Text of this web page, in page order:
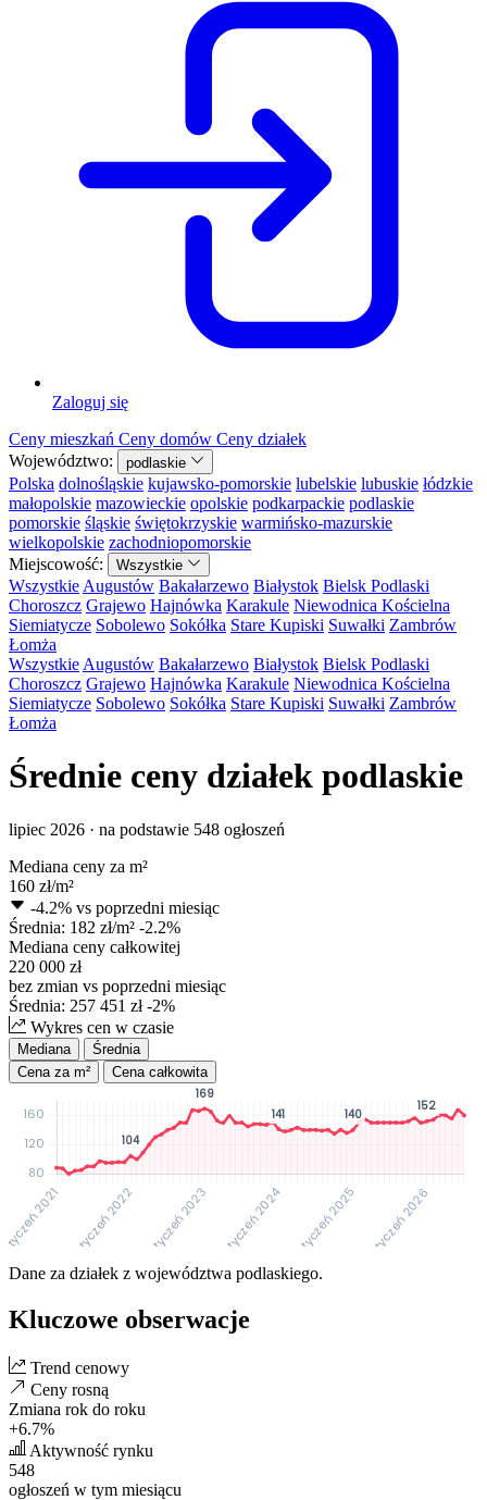
Zaloguj się
Ceny mieszkań Ceny domów Ceny działek
Województwo:
podlaskie
Polska dolnośląskie kujawsko-pomorskie lubelskie lubuskie łódzkie
małopolskie mazowieckie opolskie podkarpackie podlaskie
pomorskie śląskie świętokrzyskie warmińsko-mazurskie
wielkopolskie zachodniopomorskie
Miejscowość:
Wszystkie
Wszystkie Augustów Bakałarzewo Białystok Bielsk Podlaski
Choroszcz Grajewo Hajnówka Karakule Niewodnica Kościelna
Siemiatycze Sobolewo Sokółka Stare Kupiski Suwałki Zambrów
Łomża
Wszystkie Augustów Bakałarzewo Białystok Bielsk Podlaski
Choroszcz Grajewo Hajnówka Karakule Niewodnica Kościelna
Siemiatycze Sobolewo Sokółka Stare Kupiski Suwałki Zambrów
Łomża
Średnie ceny działek podlaskie
lipiec 2026 · na podstawie 548 ogłoszeń
Mediana ceny za m²
160 zł/m²
-4.2% vs poprzedni miesiąc
Średnia: 182 zł/m² -2.2%
Mediana ceny całkowitej
220 000 zł
bez zmian vs poprzedni miesiąc
Średnia: 257 451 zł -2%
Wykres cen w czasie
Mediana
Średnia
Cena za m²
Cena całkowita
Dane za działek z województwa podlaskiego.
Kluczowe obserwacje
Trend cenowy
Ceny rosną
Zmiana rok do roku
+6.7%
Aktywność rynku
548
ogłoszeń w tym miesiącu